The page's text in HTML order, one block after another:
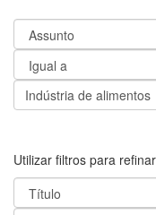
Utilizar filtros para